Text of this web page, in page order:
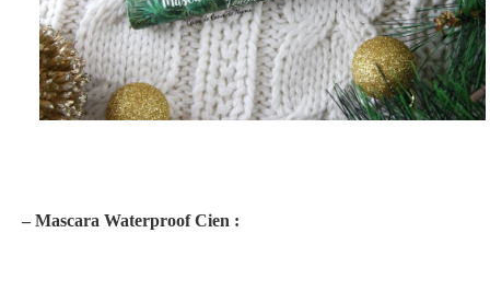
– Mascara Waterproof Cien :